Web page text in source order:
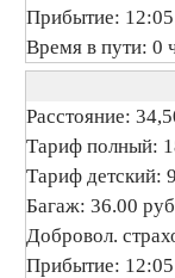
Прибытие: 12:05
Время в пути: 0
Расстояние:
Тариф полный:
Тариф детский:
Багаж: 36.00
Добровол.
Прибытие: 12:05